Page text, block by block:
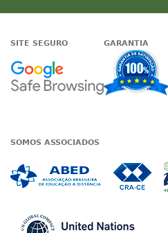
SITE SEGURO GARANTIA
SOMOS ASSOCIADOS